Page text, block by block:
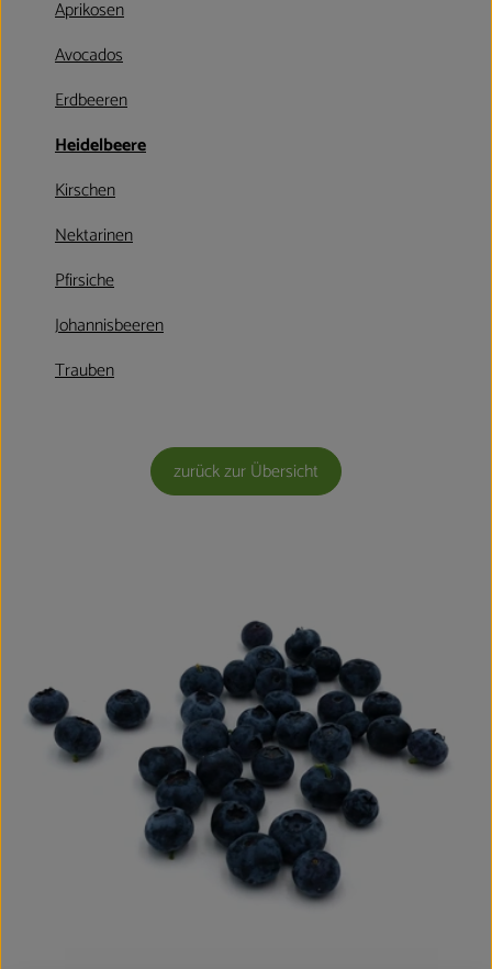
Kühltheke
Aktionen & Neues
Naturkost
So geht´s
Veranstaltungen
Aprikosen
Avocados
Erdbeeren
Heidelbeere
Kirschen
Nektarinen
Pfirsiche
Johannisbeeren
Trauben
zurück zur Übersicht